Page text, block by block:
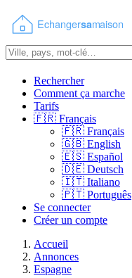
Rechercher
Comment ça marche
Tarifs
🇫🇷 Français
🇫🇷 Français
🇬🇧 English
🇪🇸 Español
🇩🇪 Deutsch
🇮🇹 Italiano
🇵🇹 Português
Se connecter
Créer un compte
Accueil
Annonces
Espagne